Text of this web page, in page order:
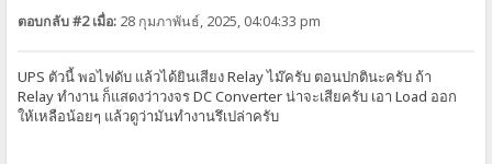
ตอบกลับ #2 เมื่อ: 28 กุมภาพันธ์, 2025, 04:04:33 pm
UPS ตัวนี้ พอไฟดับ แล้วได้ยินเสียง Relay ไม๊ครับ ตอนปกตินะครับ ถ้า
Relay ทำงาน ก็แสดงว่าวงจร DC Converter น่าจะเสียครับ เอา Load ออก
ให้เหลือน้อยๆ แล้วดูว่ามันทำงานรึเปล่าครับ